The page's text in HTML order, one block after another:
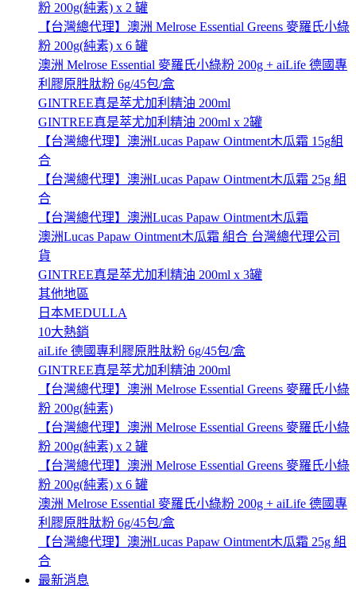
粉 200g(純素) x 2 罐
【台灣總代理】澳洲 Melrose Essential Greens 麥羅氏小綠
粉 200g(純素) x 6 罐
澳洲 Melrose Essential 麥羅氏小綠粉 200g + aiLife 德國專
利膠原胜肽粉 6g/45包/盒
GINTREE真是萃尤加利精油 200ml
GINTREE真是萃尤加利精油 200ml x 2罐
【台灣總代理】澳洲Lucas Papaw Ointment木瓜霜 15g組
合
【台灣總代理】澳洲Lucas Papaw Ointment木瓜霜 25g 組
合
【台灣總代理】澳洲Lucas Papaw Ointment木瓜霜
澳洲Lucas Papaw Ointment木瓜霜 組合 台灣總代理公司
貨
GINTREE真是萃尤加利精油 200ml x 3罐
其他地區
日本MEDULLA
10大熱銷
aiLife 德國專利膠原胜肽粉 6g/45包/盒
GINTREE真是萃尤加利精油 200ml
【台灣總代理】澳洲 Melrose Essential Greens 麥羅氏小綠
粉 200g(純素)
【台灣總代理】澳洲 Melrose Essential Greens 麥羅氏小綠
粉 200g(純素) x 2 罐
【台灣總代理】澳洲 Melrose Essential Greens 麥羅氏小綠
粉 200g(純素) x 6 罐
澳洲 Melrose Essential 麥羅氏小綠粉 200g + aiLife 德國專
利膠原胜肽粉 6g/45包/盒
【台灣總代理】澳洲Lucas Papaw Ointment木瓜霜 25g 組
合
最新消息